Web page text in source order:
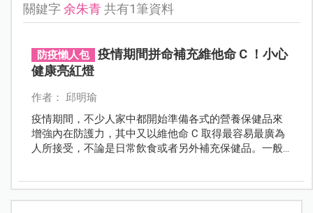
關鍵字余朱青共有1筆資料
防疫懶人包
疫情期間拼命補充維他命 C ！小心
健康亮紅燈
作者： 邱明瑜
疫情期間，不少人家中都開始準備各式的營養保健品來
增強內在防護力，其中又以維他命 C 取得最容易最廣為
人所接受，不論是日常飲食或者另外補充保健品。一般
他命 C ，反而會讓身體出現警訊，甚至危害健康！